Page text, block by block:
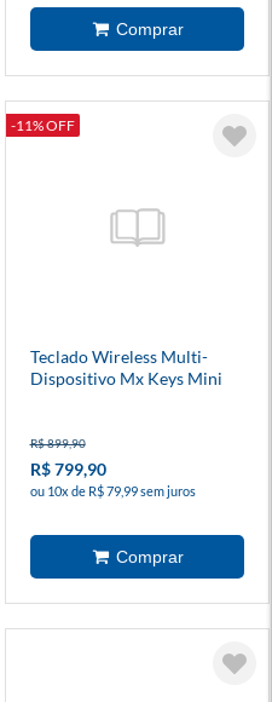
-11% OFF
Teclado Wireless Multi-
Dispositivo Mx Keys Mini
R$ 899,90
R$ 799,90
ou 10x de R$ 79,99 sem juros